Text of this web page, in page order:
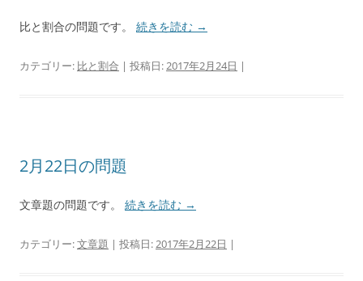
比と割合の問題です。 続きを読む →
カテゴリー: 比と割合 | 投稿日:2017年2月24日 |
2月22日の問題
文章題の問題です。 続きを読む →
カテゴリー:文章題 | 投稿日:2017年2月22日 |